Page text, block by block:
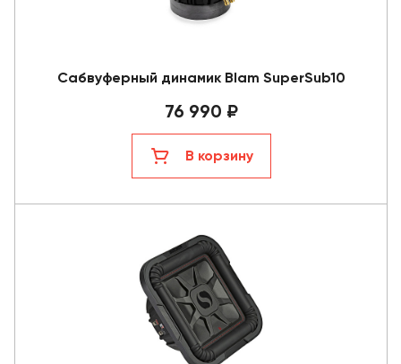
Сабвуферный динамик Blam SuperSub10
76 990 ₽
В корзину